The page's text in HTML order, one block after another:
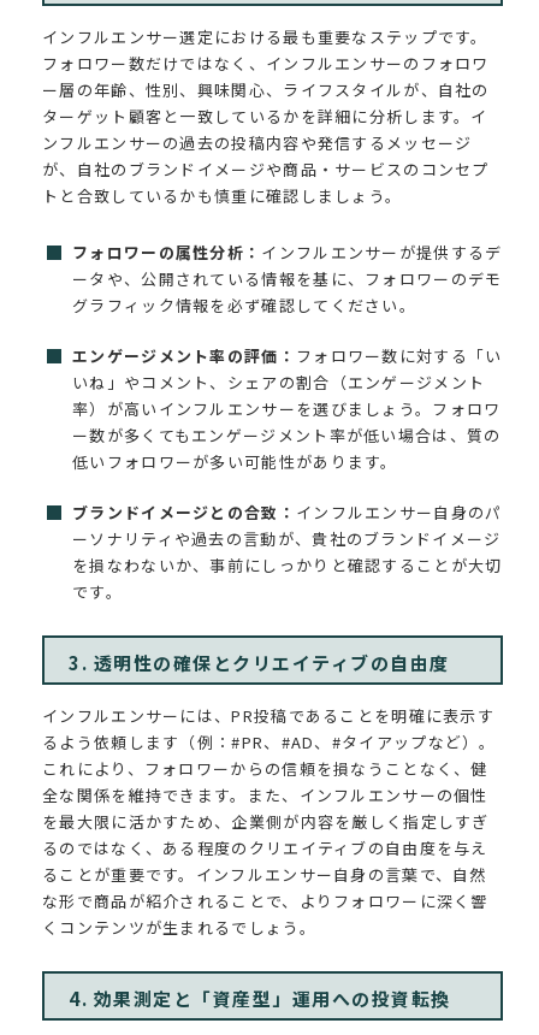
インフルエンサー選定における最も重要なステップです。
フォロワー数だけではなく、インフルエンサーのフォロワ
ー層の年齢、性別、興味関心、ライフスタイルが、自社の
ターゲット顧客と一致しているかを詳細に分析します。イ
ンフルエンサーの過去の投稿内容や発信するメッセージ
が、自社のブランドイメージや商品・サービスのコンセプ
トと合致しているかも慎重に確認しましょう。
フォロワーの属性分析： インフルエンサーが提供するデ
ータや、公開されている情報を基に、フォロワーのデモ
グラフィック情報を必ず確認してください。
エンゲージメント率の評価： フォロワー数に対する「い
いね」やコメント、シェアの割合（エンゲージメント
率）が高いインフルエンサーを選びましょう。フォロワ
ー数が多くてもエンゲージメント率が低い場合は、質の
低いフォロワーが多い可能性があります。
ブランドイメージとの合致： インフルエンサー自身のパ
ーソナリティや過去の言動が、貴社のブランドイメージ
を損なわないか、事前にしっかりと確認することが大切
です。
3. 透明性の確保とクリエイティブの自由度
インフルエンサーには、PR投稿であることを明確に表示す
るよう依頼します（例：#PR、#AD、#タイアップなど）。
これにより、フォロワーからの信頼を損なうことなく、健
全な関係を維持できます。また、インフルエンサーの個性
を最大限に活かすため、企業側が内容を厳しく指定しすぎ
るのではなく、ある程度のクリエイティブの自由度を与え
ることが重要です。インフルエンサー自身の言葉で、自然
な形で商品が紹介されることで、よりフォロワーに深く響
くコンテンツが生まれるでしょう。
4. 効果測定と「資産型」運用への投資転換